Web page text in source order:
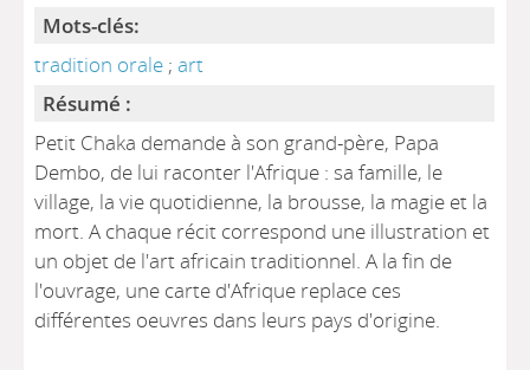
Mots-clés:
tradition orale ;art
Résumé :
Petit Chaka demande à son grand-père, Papa
Dembo, de lui raconter l'Afrique : sa famille, le
village, la vie quotidienne, la brousse, la magie et la
mort. A chaque récit correspond une illustration et
un objet de l'art africain traditionnel. A la fin de
l'ouvrage, une carte d'Afrique replace ces
différentes oeuvres dans leurs pays d'origine.